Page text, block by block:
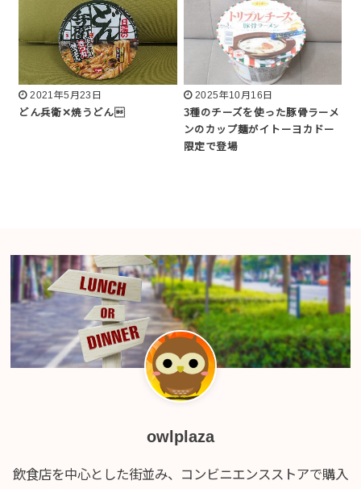
2021年5月23日
どん兵衛✕焼うどん
2025年10月16日
3種のチーズを使った豚骨ラーメ
ンのカップ麺がイトーヨカドー
限定で登場
owlplaza
飲食店を中心とした街並み、コンビニエンスストアで購入